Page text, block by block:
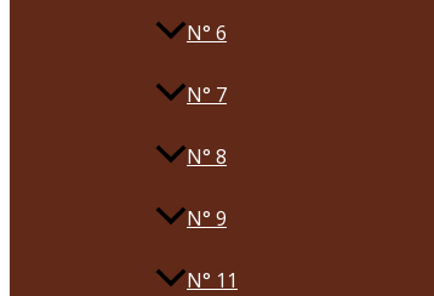
N° 6
N° 7
N° 8
N° 9
N° 11